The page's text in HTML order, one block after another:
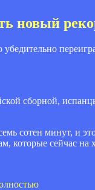
новый
сборной,
сотен минут, и
которые сейчас на